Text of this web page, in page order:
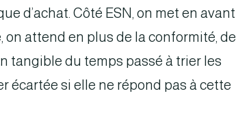
d’achat. Côté ESN, on met en avant
on attend en plus de la conformité, de
tangible du temps passé à trier les
écartée si elle ne répond pas à cette